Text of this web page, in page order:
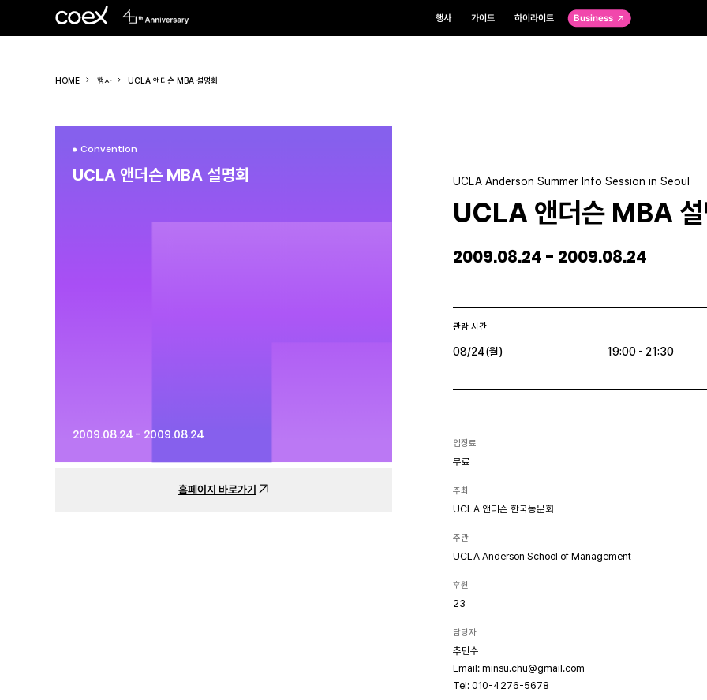
행사 가이드 하이라이트 Business
HOME 행사 UCLA 앤더슨 MBA 설명회
Convention
UCLA 앤더슨 MBA 설명회
2009.08.24 - 2009.08.24
홈페이지 바로가기
UCLA Anderson Summer Info Session in Seoul
UCLA 앤더슨 MBA 설
2009.08.24 - 2009.08.24
관람 시간
08/24(월) 19:00 - 21:30
입장료
무료
주최
UCLA 앤더슨 한국동문회
주관
UCLA Anderson School of Management
후원
23
담당자
추민수
Email: minsu.chu@gmail.com
Tel: 010-4276-5678